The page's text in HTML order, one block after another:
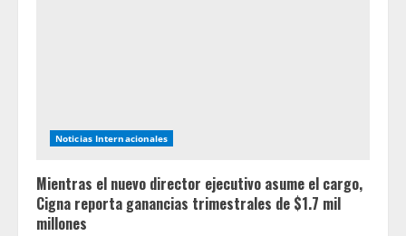
Noticias Internacionales
Mientras el nuevo director ejecutivo asume el cargo,
Cigna reporta ganancias trimestrales de $1.7 mil
millones